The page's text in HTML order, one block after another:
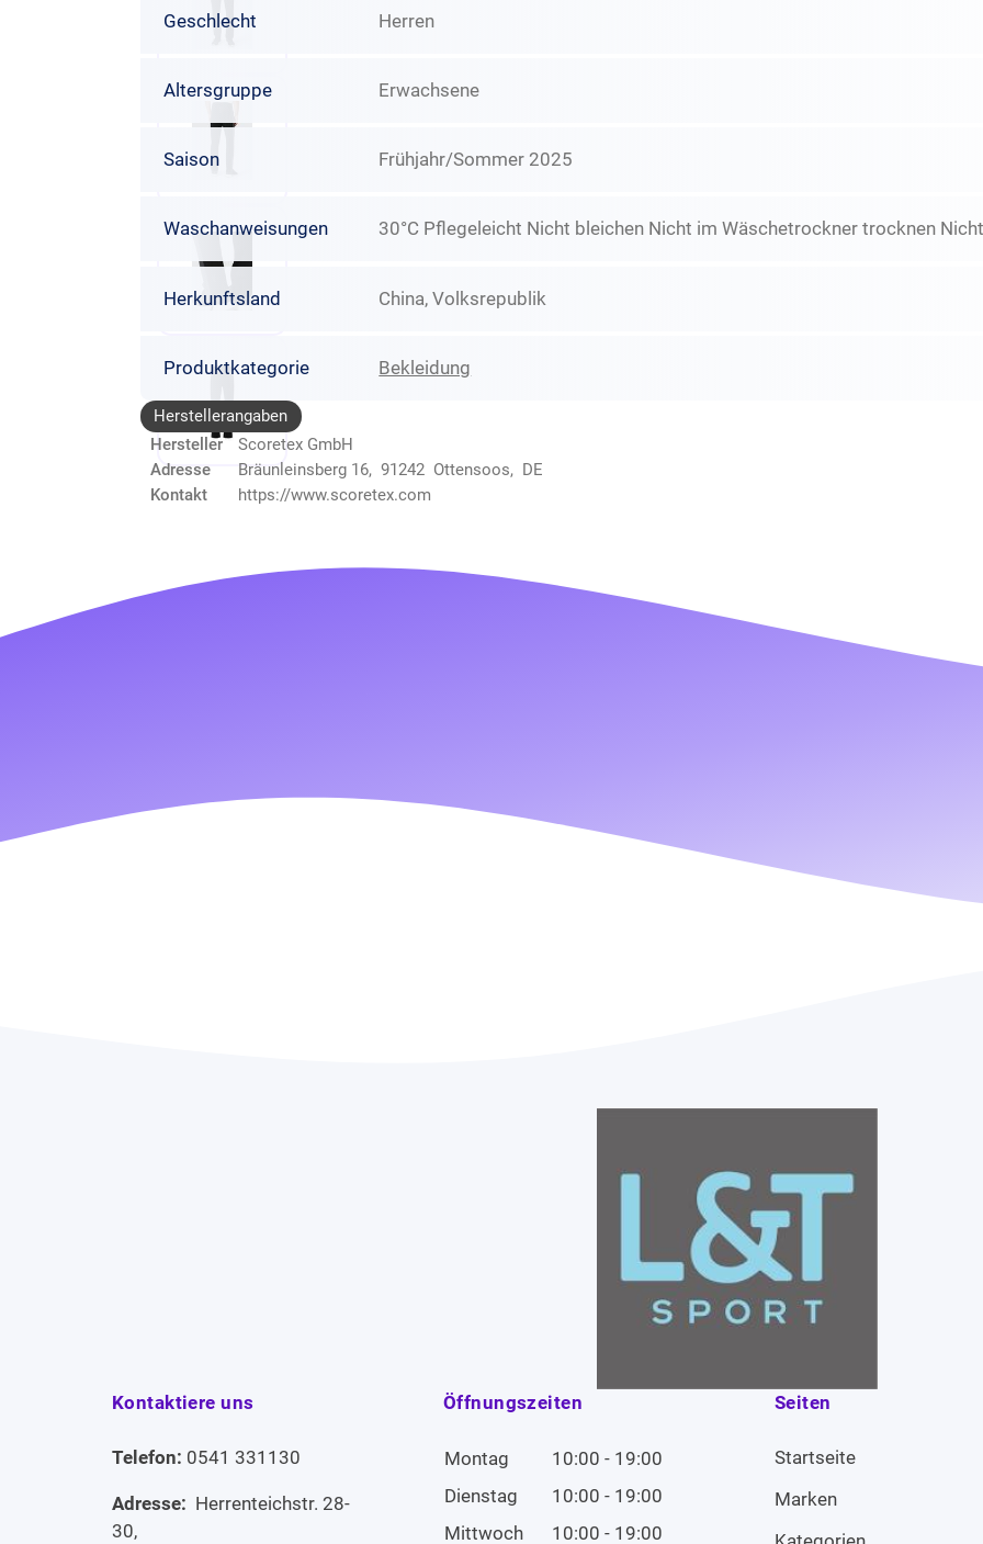
Geschlecht Herren
Altersgruppe Erwachsene
Saison Frühjahr/Sommer 2025
Waschanweisungen 30°C Pflegeleicht Nicht bleichen Nicht im Wäschetrockner trocknen
Herkunftsland China, Volksrepublik
Produktkategorie Bekleidung
Herstellerangaben
Hersteller
Scoretex GmbH
Adresse
Bräunleinsberg 16, 91242 Ottensoos, DE
Kontakt
https://www.scoretex.com
Kontaktiere uns
Telefon: 0541 331130
Adresse: Herrenteichstr. 28-
30,
Öffnungszeiten
Montag
10:00 - 19:00
Dienstag
10:00 - 19:00
Mittwoch
10:00 - 19:00
Seiten
Startseite
Marken